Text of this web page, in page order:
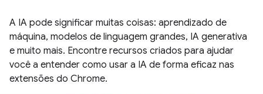
A IA pode significar muitas coisas: aprendizado de
máquina, modelos de linguagem grandes, IA generativa
e muito mais. Encontre recursos criados para ajudar
você a entender como usar a IA de forma eficaz nas
extensões do Chrome.